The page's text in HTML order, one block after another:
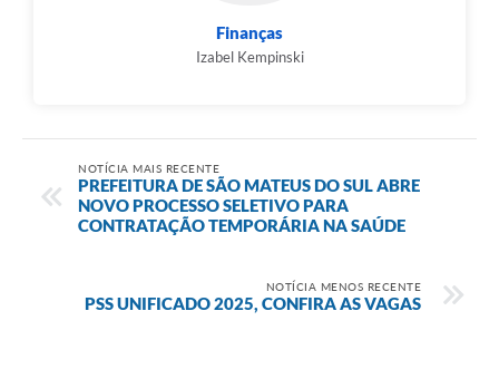
Finanças
Izabel Kempinski
NOTÍCIA MAIS RECENTE
PREFEITURA DE SÃO MATEUS DO SUL ABRE
NOVO PROCESSO SELETIVO PARA
CONTRATAÇÃO TEMPORÁRIA NA SAÚDE
NOTÍCIA MENOS RECENTE
PSS UNIFICADO 2025, CONFIRA AS VAGAS